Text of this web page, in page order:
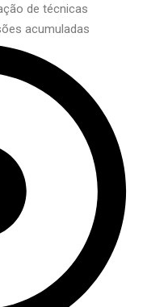
de técnicas
acumuladas